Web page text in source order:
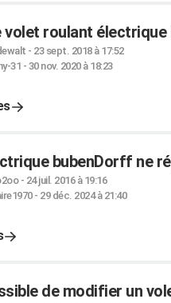
volet roulant
- 23 sept. 2018 à 17:52
31 - 30 nov. 2020 à 18:23
bubenDorff ne
- 24 juil. 2016 à 19:16
- 29 déc. 2024 à 21:40
de modifier un